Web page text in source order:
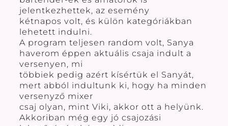
jelentkezhettek, az esemény
kétnapos volt, és külön kategóriákban
lehetett indulni.
A program teljesen random volt, Sanya
haverom éppen aktuális csaja indult a
versenyen, mi
többiek pedig azért kísértük el Sanyát,
mert abból indultunk ki, hogy ha minden
versenyző mixer
csaj olyan, mint Viki, akkor ott a helyünk.
Akkoriban még egy jó csajozási